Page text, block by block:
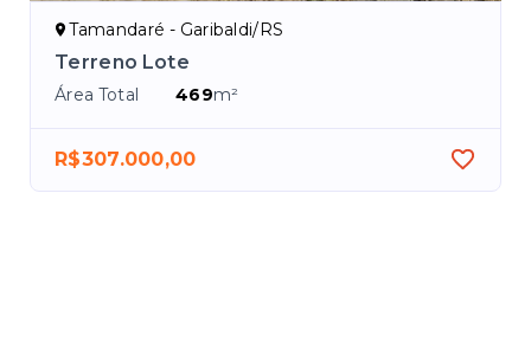
Tamandaré - Garibaldi/RS
Terreno Lote
Área Total 469m²
R$307.000,00